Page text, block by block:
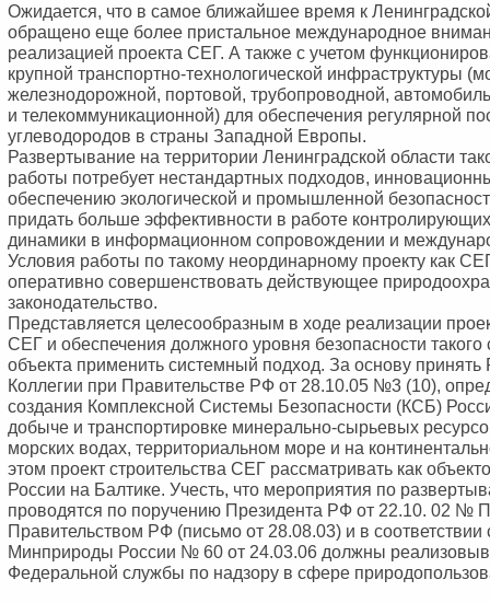
Ожидается, что в самое ближайшее время к
обращено еще более пристальное международное
реализацией проекта СЕГ. А также с учетом
крупной транспортно-технологической инфраструктуры
железнодорожной, портовой, трубопроводной,
и телекоммуникационной) для обеспечения регулярной
углеводородов в страны Западной Европы.
Развертывание на территории Ленинградской области
работы потребует нестандартных подходов,
обеспечению экологической и промышленной
придать больше эффективности в работе
динамики в информационном сопровождении и
Условия работы по такому неординарному проекту как
оперативно совершенствовать действующее
законодательство.
Представляется целесообразным в ходе реализации
СЕГ и обеспечения должного уровня безопасности такого
объекта применить системный подход. За основу
Коллегии при Правительстве РФ от 28.10.05 №3 (10),
создания Комплексной Системы Безопасности (КСБ)
добыче и транспортировке минерально-сырьевых
морских водах, территориальном море и на
этом проект строительства СЕГ рассматривать как
России на Балтике. Учесть, что мероприятия по
проводятся по поручению Президента РФ от 22.10. 02 №
Правительством РФ (письмо от 28.08.03) и в соответствии
Минприроды России № 60 от 24.03.06 должны
Федеральной службы по надзору в сфере